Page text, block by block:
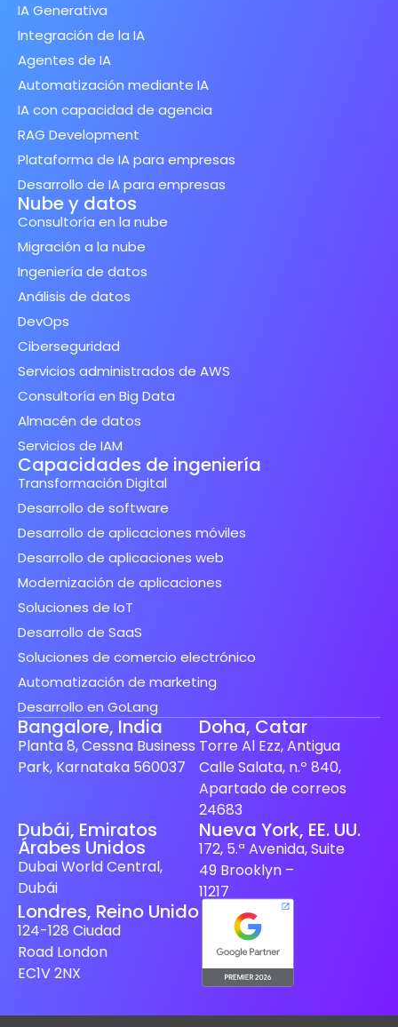
IA Generativa
Integración de la IA
Agentes de IA
Automatización mediante IA
IA con capacidad de agencia
RAG Development
Plataforma de IA para empresas
Desarrollo de IA para empresas
Nube y datos
Consultoría en la nube
Migración a la nube
Ingeniería de datos
Análisis de datos
DevOps
Ciberseguridad
Servicios administrados de AWS
Consultoría en Big Data
Almacén de datos
Servicios de IAM
Capacidades de ingeniería
Transformación Digital
Desarrollo de software
Desarrollo de aplicaciones móviles
Desarrollo de aplicaciones web
Modernización de aplicaciones
Soluciones de IoT
Desarrollo de SaaS
Soluciones de comercio electrónico
Automatización de marketing
Desarrollo en GoLang
Bangalore, India
Planta 8, Cessna Business
Park, Karnataka 560037
Doha, Catar
Torre Al Ezz, Antigua
Calle Salata, n.º 840,
Apartado de correos
24683
Dubái, Emiratos
Árabes Unidos
Dubai World Central,
Dubái
Nueva York, EE. UU.
172, 5.ª Avenida, Suite
49 Brooklyn –
11217
Londres, Reino Unido
124-128 Ciudad
Road London
EC1V 2NXGerman
Japanese
Dutch
Finnish
Spanish (Spain)